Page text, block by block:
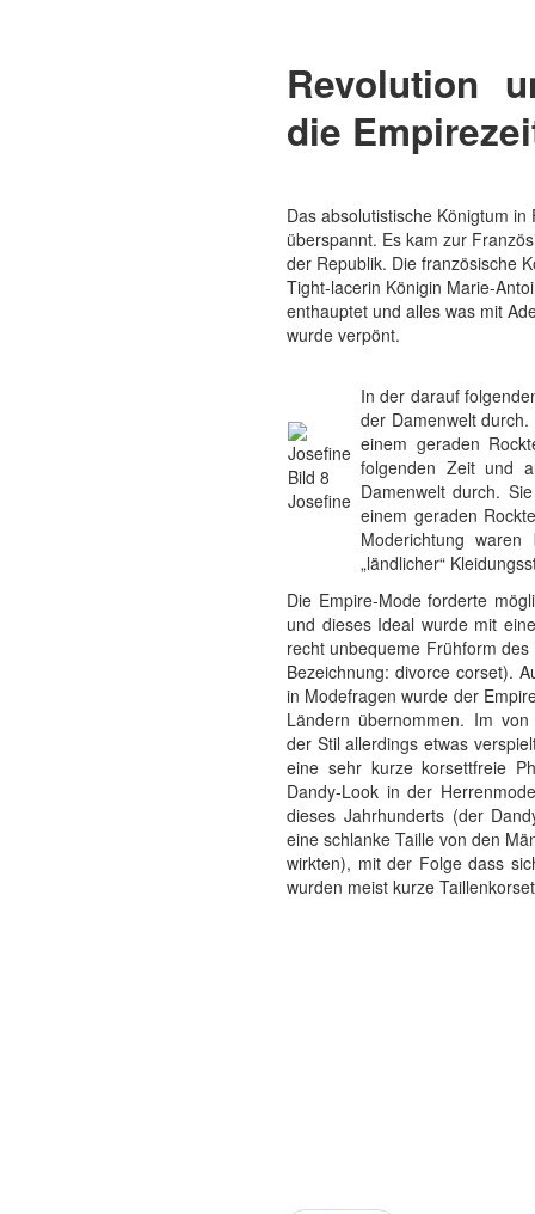
Revolution
die
Das absolutistische Königtum
überspannt. Es kam zur
der Republik. Die französische
Tight-lacerin Königin Marie-
enthauptet und alles was mit
wurde verpönt.
Bild 8
Josefine
In der darauf
der Damenwelt
einem geraden
folgenden Zeit und
Damenwelt durch.
einem geraden
Moderichtung
„ländlicher“
Die Empire-Mode forderte
und dieses Ideal wurde mit
recht unbequeme Frühform
Bezeichnung: divorce corset).
in Modefragen wurde der
Ländern übernommen. Im
der Stil allerdings etwas
eine sehr kurze korsettfreie
Dandy-Look in der
dieses Jahrhunderts (der
eine schlanke Taille von den
wirkten), mit der Folge dass
wurden meist kurze